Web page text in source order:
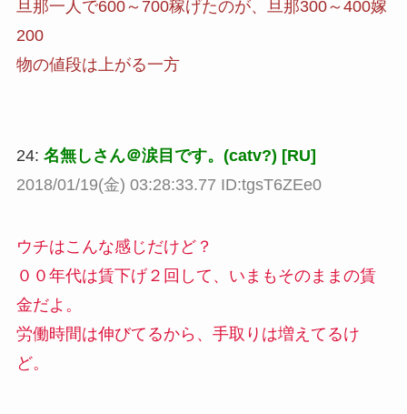
旦那一人で600～700稼げたのが、旦那300～400嫁
200
物の値段は上がる一方
24: 名無しさん＠涙目です。(catv?) [RU]
2018/01/19(金) 03:28:33.77 ID:tgsT6ZEe0
ウチはこんな感じだけど？
００年代は賃下げ２回して、いまもそのままの賃
金だよ。
労働時間は伸びてるから、手取りは増えてるけ
ど。